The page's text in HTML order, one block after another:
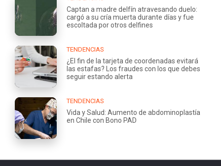
Captan a madre delfín atravesando duelo:
cargó a su cría muerta durante días y fue
escoltada por otros delfines
TENDENCIAS
¿El fin de la tarjeta de coordenadas evitará
las estafas? Los fraudes con los que debes
seguir estando alerta
TENDENCIAS
Vida y Salud: Aumento de abdominoplastía
en Chile con Bono PAD